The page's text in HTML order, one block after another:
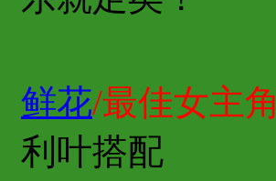
鲜花/最佳女主角
利叶搭配